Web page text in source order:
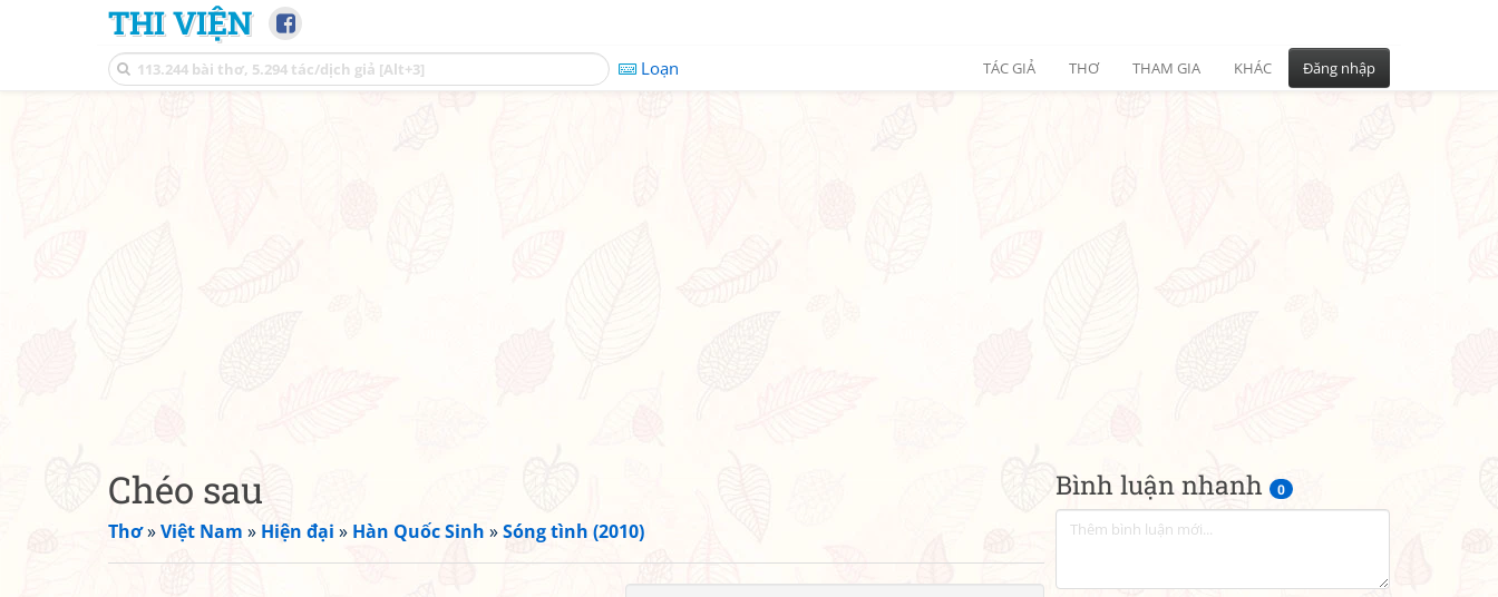
THI VIỆN
Loạn TÁC GIẢ THƠ THAM GIA KHÁC Đăng nhập
Bình luận nhanh 0
Chéo sau
Thơ»Việt Nam » Hiện đại » Hàn Quốc Sinh »Sóng tình (2010)